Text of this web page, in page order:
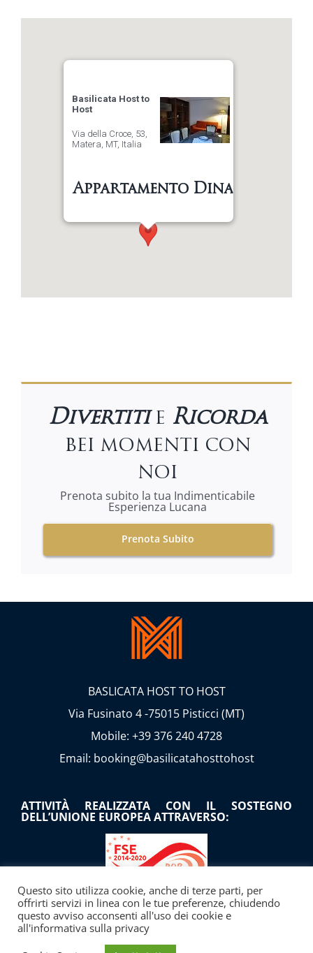
Basilicata Host to
Host
Via della Croce, 53,
Matera, MT, Italia
Appartamento Dina
Divertitie Ricorda
bei momenti con
noi
Prenota subito la tua Indimenticabile
Esperienza Lucana
Prenota Subito
BASLICATA HOST TO HOST
Via Fusinato 4 -75015 Pisticci (MT)
Mobile: +39 376 240 4728
Email: booking@basilicatahosttohost
ATTIVITÀ REALIZZATA CON IL SOSTEGNO
DELL’UNIONE EUROPEA ATTRAVERSO:
Tramite il ricorso al MICROCREDITO A di cui alla
Questo sito utilizza cookie, anche di terze parti, per
offrirti servizi in linea con le tue preferenze, chiudendo
questo avviso acconsenti all'uso dei cookie e
all'informativa sulla privacy